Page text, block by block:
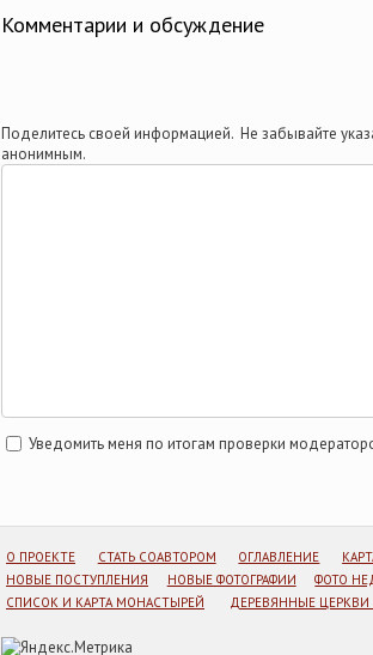
Комментарии и обсуждение
Поделитесь своей информацией. Не забывайте
анонимным.
Уведомить меня по итогам проверки
О ПРОЕКТЕ СТАТЬ СОАВТОРОМ ОГЛАВЛЕНИЕ
НОВЫЕ ПОСТУПЛЕНИЯ
НОВЫЕ ФОТОГРАФИИ ФОТО
СПИСОК И КАРТА МОНАСТЫРЕЙ
ДЕРЕВЯННЫЕ ЦЕРКВИ